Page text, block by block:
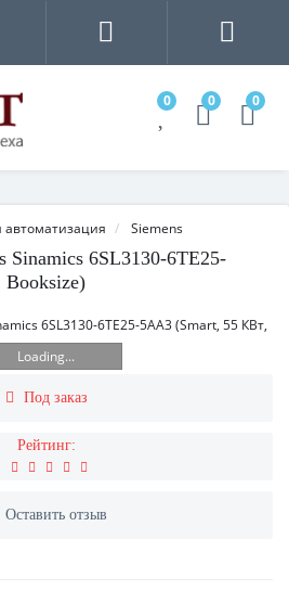
0 0 0
Siemens
Sinamics 6SL3130-6TE25-
Loading...
Под заказ
Рейтинг:
Оставить отзыв